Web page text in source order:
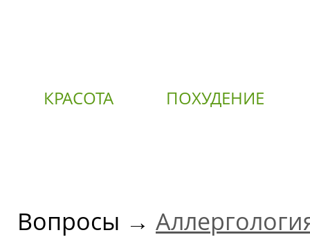
КРАСОТА ПОХУДЕНИЕ
Вопросы →